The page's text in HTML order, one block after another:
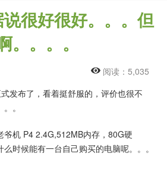
很好很好。。。但
。。。。
阅读：5,035
发布了，看着挺舒服的，评价也很不
。
爷机 P4 2.4G,512MB内存，80G硬
时候能有一台自己购买的电脑呢。。。